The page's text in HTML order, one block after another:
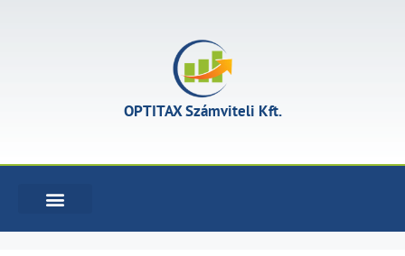
OPTITAX Számviteli Kft.